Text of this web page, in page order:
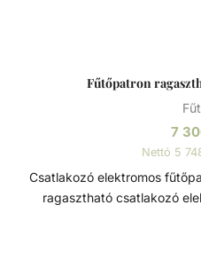
Fűtőpatron
7
Nettó 5
Csatlakozó elektromos fűtőpartronokhoz
ragasztható csatlakozó